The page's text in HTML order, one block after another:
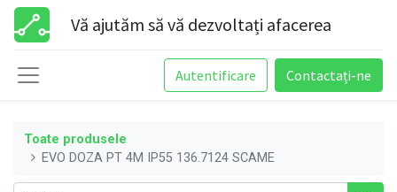
Vă ajutăm să vă dezvoltați afacerea
Autentificare Contactați-ne
Toate produsele
EVO DOZA PT 4M IP55 136.7124 SCAME